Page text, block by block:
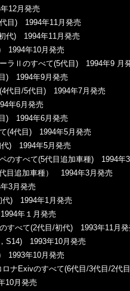
12月発売
目) 1994年11月発売
代) 1994年11月発売
1994年10月発売
ラⅡのすべて(5代目) 1994年9 月
) 1994年9月発売
代目/5代目) 1994年7月発売
年6月発売
) 1994年6月発売
(4代目) 1994年5月発売
) 1994年5月発売
のすべて(5代目追加車種) 1994年
目追加車種） 1994年3月発売
3月発売
) 1994年1月発売
年１月発売
すべて(2代目/初代) 1993年11月発
S14) 1993年10月発売
1993年10月発売
ナExivのすべて(6代目/3代目/2代
10月発売